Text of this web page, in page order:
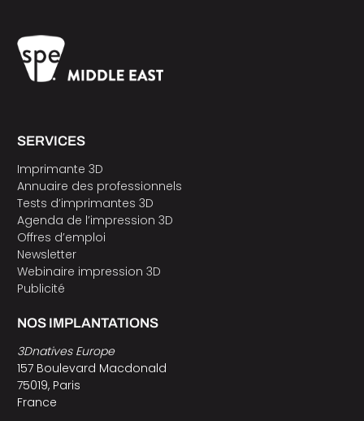
SERVICES
Imprimante 3D
Annuaire des professionnels
Tests d’imprimantes 3D
Agenda de l’impression 3D
Offres d’emploi
Newsletter
Webinaire impression 3D
Publicité
NOS IMPLANTATIONS
3Dnatives Europe
157 Boulevard Macdonald
75019, Paris
France